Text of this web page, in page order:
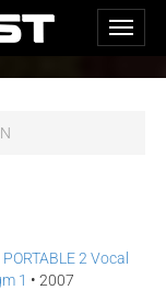
2 Vocal
1 • 2007